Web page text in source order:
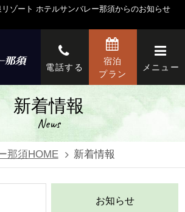
ゾート ホテルサンバレー那須からのお知らせ
電話する
宿泊
プラン
メニュー
新着情報
News
那須HOME 新着情報
お知らせ